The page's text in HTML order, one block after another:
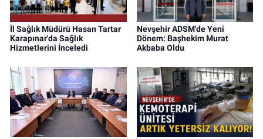
İl Sağlık Müdürü Hasan Tartar
Karapınar'da Sağlık
Hizmetlerini İnceledi
Nevşehir ADSM'de Yeni
Dönem: Başhekim Murat
Akbaba Oldu